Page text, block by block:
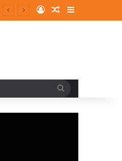
Log InRandom Article
Sidebar